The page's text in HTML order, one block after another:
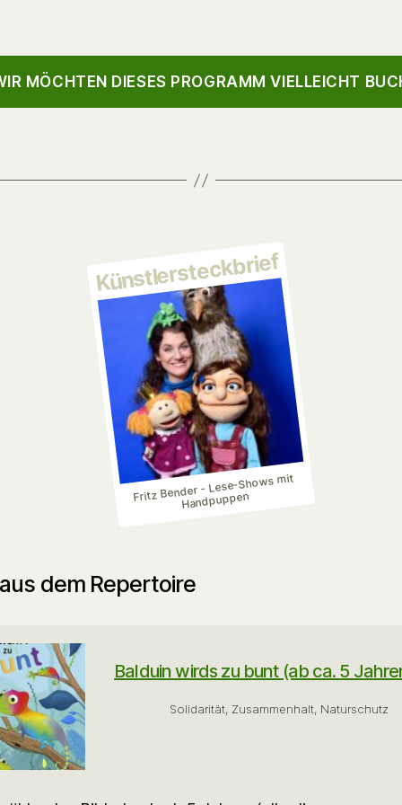
MÖCHTEN DIESES PROGRAMM VIELLEICHT
Künstlersteckbrief
Fritz Bender - Lese-Shows mit
Handpuppen
dem Repertoire
Balduin wirds zu bunt (ab ca. 5
Solidarität, Zusammenhalt, Naturschutz